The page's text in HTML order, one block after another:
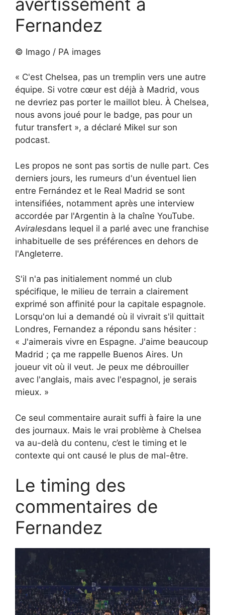
Fernandez
© Imago / PA images
« C'est Chelsea, pas un tremplin vers une autre
équipe. Si votre cœur est déjà à Madrid, vous
ne devriez pas porter le maillot bleu. À Chelsea,
nous avons joué pour le badge, pas pour un
futur transfert », a déclaré Mikel sur son
podcast.
Les propos ne sont pas sortis de nulle part. Ces
derniers jours, les rumeurs d'un éventuel lien
entre Fernández et le Real Madrid se sont
intensifiées, notamment après une interview
accordée par l'Argentin à la chaîne YouTube.
Aviralesdans lequel il a parlé avec une franchise
inhabituelle de ses préférences en dehors de
l'Angleterre.
S'il n'a pas initialement nommé un club
spécifique, le milieu de terrain a clairement
exprimé son affinité pour la capitale espagnole.
Lorsqu'on lui a demandé où il vivrait s'il quittait
Londres, Fernandez a répondu sans hésiter :
« J'aimerais vivre en Espagne. J'aime beaucoup
Madrid ; ça me rappelle Buenos Aires. Un
joueur vit où il veut. Je peux me débrouiller
avec l'anglais, mais avec l'espagnol, je serais
mieux. »
Ce seul commentaire aurait suffi à faire la une
des journaux. Mais le vrai problème à Chelsea
va au-delà du contenu, c’est le timing et le
contexte qui ont causé le plus de mal-être.
Le timing des
commentaires de
Fernandez